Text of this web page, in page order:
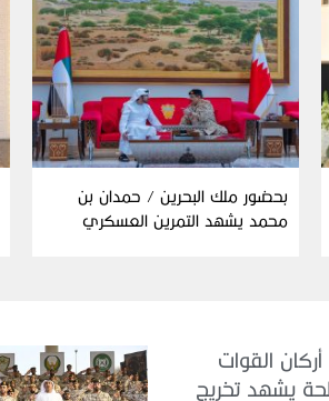
بحضور ملك البحرين / حمدان بن
محمد يشهد التمرين العسكري
القوات
يشهد تخريج